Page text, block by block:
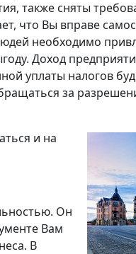
также сняты
что Вы вправе
необходимо
Доход
уплаты налогов
за
и на
Он
Вам
В